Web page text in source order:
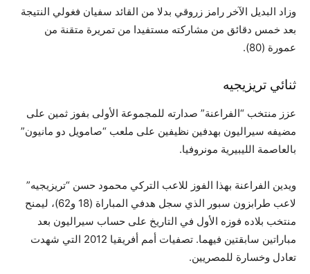
وزاد البديل الآخر رامز زروقي بدلا من القائد سفيان فغولي النتيجة
بعد خمس دقائق من مشاركته مستفيدا من تمريرة متقنة من
عمورة (80).
ثنائي تريزيجيه
عزز منتخب “الفراعنة” صدارته للمجموعة الأولى بفوز ثمين على
مضيفه سيراليون بهدفين نظيفين على ملعب “صامويل دو مانيون”
بالعاصمة الليبيرية مونروفيا.
ويدين الفراعنة بهذا الفوز للاعب التركي محمود حسن “تريزيجيه”
لاعب طرابزون سبور الذي سجل هدفي المباراة (18 و62)، ليمنح
منتخب بلاده فوزه الأول في التاريخ على حساب سيراليون بعد
مباراتين سابقتين فيهما. تصفيات أمم أفريقيا 2012 التي شهدت
تعادل وخسارة للمصريين.